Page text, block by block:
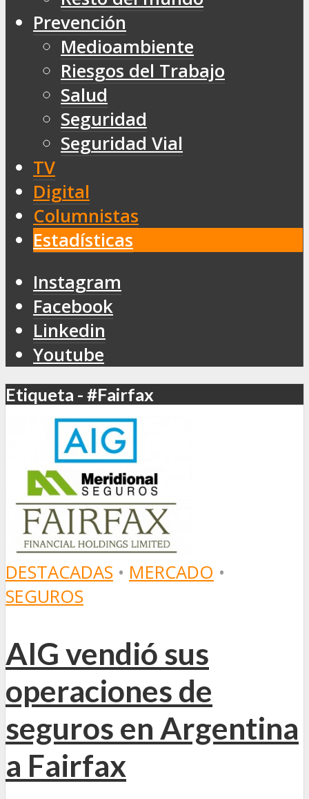
Prevención
Medioambiente
Riesgos del Trabajo
Salud
Seguridad
Seguridad Vial
TV
Digital
Columnistas
Estadísticas
Instagram
Facebook
Linkedin
Youtube
Etiqueta - #Fairfax
DESTACADAS • MERCADO •
SEGUROS
AIG vendió sus
operaciones de
seguros en Argentina
a Fairfax